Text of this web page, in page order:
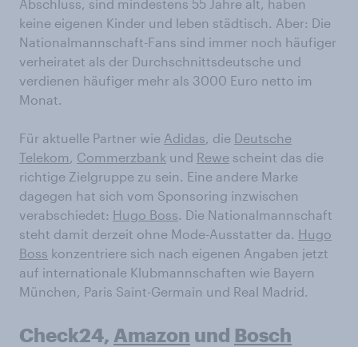
Abschluss, sind mindestens 55 Jahre alt, haben
keine eigenen Kinder und leben städtisch. Aber: Die
Nationalmannschaft-Fans sind immer noch häufiger
verheiratet als der Durchschnittsdeutsche und
verdienen häufiger mehr als 3000 Euro netto im
Monat.
Für aktuelle Partner wie Adidas, die Deutsche
Telekom , Commerzbank und Rewe scheint das die
richtige Zielgruppe zu sein. Eine andere Marke
dagegen hat sich vom Sponsoring inzwischen
verabschiedet: Hugo Boss. Die Nationalmannschaft
steht damit derzeit ohne Mode-Ausstatter da. Hugo
Boss konzentriere sich nach eigenen Angaben jetzt
auf internationale Klubmannschaften wie Bayern
München, Paris Saint-Germain und Real Madrid.
Check24, Amazon und Bosch